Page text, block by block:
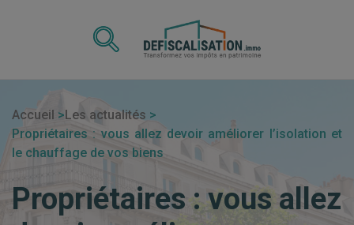
Accueil
Les actualités
Propriétaires : vous allez devoir améliorer l’isolation et
le chauffage de vos biens
Propriétaires : vous allez